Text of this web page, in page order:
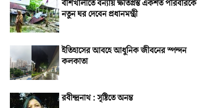
বাঁশখালীতে বন্যায় ক্ষতিগ্রস্ত একশত পরিবারকে
নতুন ঘর দেবেন প্রধানমন্ত্রী
ইতিহাসের আবহে আধুনিক জীবনের স্পন্দন
কলকাতা
রবীন্দ্রনাথ : সৃষ্টিতে অনন্ত